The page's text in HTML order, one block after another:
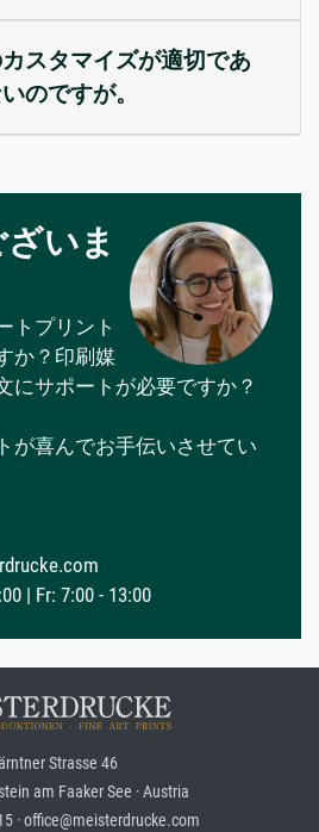
スタマイズが適切であ
のですが。
いま
トプリント
か？印刷媒
にサポートが必要ですか？
が喜んでお手伝いさせてい
| Fr: 7:00 - 13:00
Strasse 46
am Faaker See · Austria
· office@meisterdrucke.com